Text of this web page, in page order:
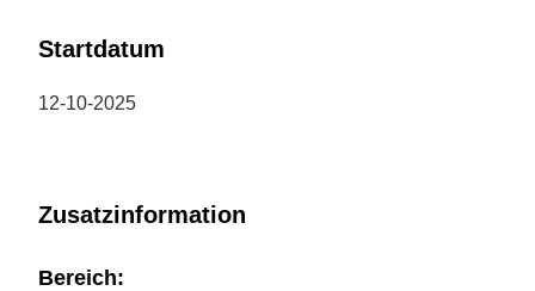
Startdatum
12-10-2025
Zusatzinformation
Bereich: